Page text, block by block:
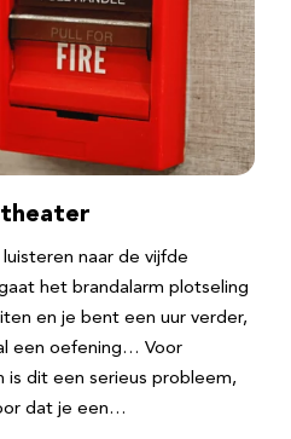
theater
naar de vijfde
het brandalarm plotseling
en je bent een uur verder,
een oefening… Voor
is dit een serieus probleem,
dat je een…